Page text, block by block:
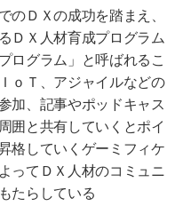
ＤＸの成功を踏まえ、
ＤＸ人材育成プログラム
ログラム」と呼ばれるこ
ｏＴ、アジャイルなどの
加、記事やポッドキャス
囲と共有していくとポイ
格していくゲーミフィケ
ってＤＸ人材のコミュニ
たらしている